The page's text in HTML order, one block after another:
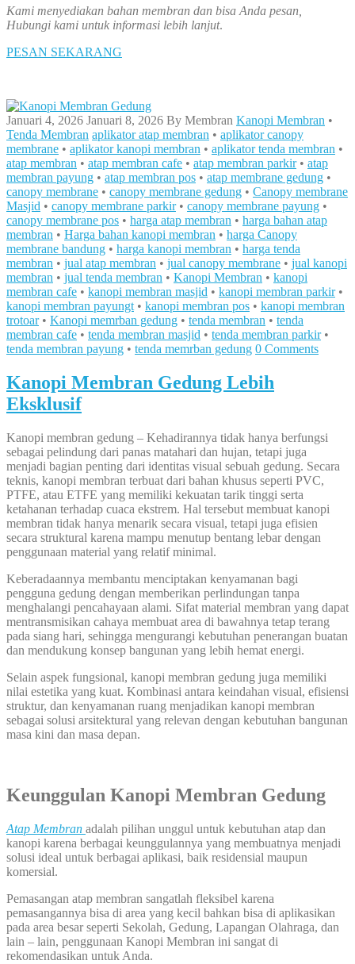
Kami menyediakan bahan membran dan bisa Anda pesan,
Hubungi kami untuk informasi lebih lanjut.
PESAN SEKARANG
Januari 4, 2026 Januari 8, 2026 By Membran Kanopi Membran •
Tenda Membran aplikator atap membran • aplikator canopy
membrane • aplikator kanopi membran • aplikator tenda membran •
atap membran • atap membran cafe • atap membran parkir• atap
membran payung • atap membran pos • atap membrane gedung •
canopy membrane • canopy membrane gedung • Canopy membrane
Masjid • canopy membrane parkir• canopy membrane payung •
canopy membrane pos • harga atap membran • harga bahan atap
membran • Harga bahan kanopi membran • harga Canopy
membrane bandung • harga kanopi membran • harga tenda
membran • jual atap membran • jual canopy membrane • jual kanopi
membran • jual tenda membran • Kanopi Membran • kanopi
membran cafe • kanopi membran masjid • kanopi membran parkir•
kanopi membran payungt• kanopi membran pos • kanopi membran
trotoar• Kanopi memrban gedung • tenda membran • tenda
membran cafe • tenda membran masjid • tenda membran parkir•
tenda membran payung • tenda memrban gedung 0 Comments
Kanopi Membran Gedung Lebih
Eksklusif
Kanopi membran gedung – Kehadirannya tidak hanya berfungsi
sebagai pelindung dari panas matahari dan hujan, tetapi juga
menjadi bagian penting dari identitas visual sebuah gedung. Secara
teknis, kanopi membran terbuat dari bahan khusus seperti PVC,
PTFE, atau ETFE yang memiliki kekuatan tarik tinggi serta
ketahanan terhadap cuaca ekstrem. Hal tersebut membuat kanopi
membran tidak hanya menarik secara visual, tetapi juga efisien
secara struktural karena mampu menutup bentang lebar dengan
penggunaan material yang relatif minimal.
Keberadaannya membantu menciptakan kenyamanan bagi
pengguna gedung dengan memberikan perlindungan tanpa
menghalangi pencahayaan alami. Sifat material membran yang dapat
mentransmisikan cahaya membuat area di bawahnya tetap terang
pada siang hari, sehingga mengurangi kebutuhan penerangan buatan
dan mendukung konsep bangunan yang lebih hemat energi.
Selain aspek fungsional, kanopi membran gedung juga memiliki
nilai estetika yang kuat. Kombinasi antara keindahan visual, efisiensi
struktur, dan kenyamanan ruang menjadikan kanopi membran
sebagai solusi arsitektural yang relevan dengan kebutuhan bangunan
masa kini dan masa depan.
Keunggulan Kanopi Membran Gedung
Atap Membran adalah pilihan unggul untuk kebutuhan atap dan
kanopi karena berbagai keunggulannya yang membuatnya menjadi
solusi ideal untuk berbagai aplikasi, baik residensial maupun
komersial.
Pemasangan atap membran sangatlah fleksibel karena
pemasangannya bisa di area yang kecil bahkan bisa di aplikasikan
pada area besar seperti Sekolah, Gedung, Lapangan Olahraga, dan
lain – lain, penggunaan Kanopi Membran ini sangat di
rekomendasikan untuk Anda.